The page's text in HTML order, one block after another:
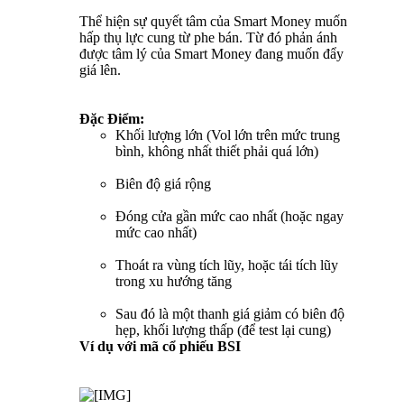
Thể hiện sự quyết tâm của Smart Money muốn
hấp thụ lực cung từ phe bán. Từ đó phản ánh
được tâm lý của Smart Money đang muốn đẩy
giá lên.
Đặc Điểm:
Khối lượng lớn (Vol lớn trên mức trung
bình, không nhất thiết phải quá lớn)
Biên độ giá rộng
Đóng cửa gần mức cao nhất (hoặc ngay
mức cao nhất)
Thoát ra vùng tích lũy, hoặc tái tích lũy
trong xu hướng tăng
Sau đó là một thanh giá giảm có biên độ
hẹp, khối lượng thấp (để test lại cung)
Ví dụ với mã cổ phiếu BSI